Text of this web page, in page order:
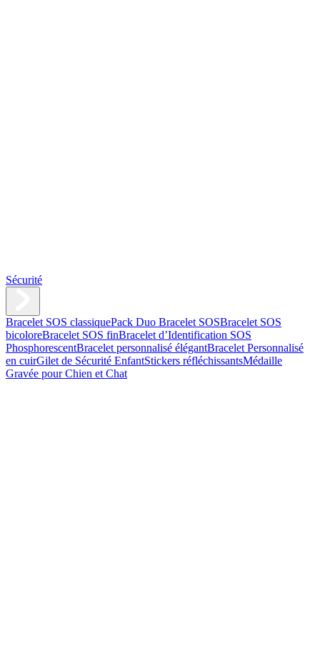
Sécurité
Bracelet SOS classiquePack Duo Bracelet SOSBracelet SOS
bicoloreBracelet SOS finBracelet d’Identification SOS
PhosphorescentBracelet personnalisé élégantBracelet Personnalisé
en cuirGilet de Sécurité EnfantStickers réfléchissantsMédaille
Gravée pour Chien et Chat